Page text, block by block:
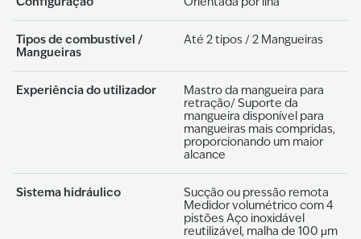
Tipos de combustível /
Mangueiras
Até 2 tipos / 2 Mangueiras
Experiência do utilizador
Mastro da mangueira para
retração/ Suporte da
mangueira disponível para
mangueiras mais compridas,
proporcionando um maior
alcance
Sistema hidráulico
Sucção ou pressão remota
Medidor volumétrico com 4
pistões Aço inoxidável
reutilizável, malha de 100 μm